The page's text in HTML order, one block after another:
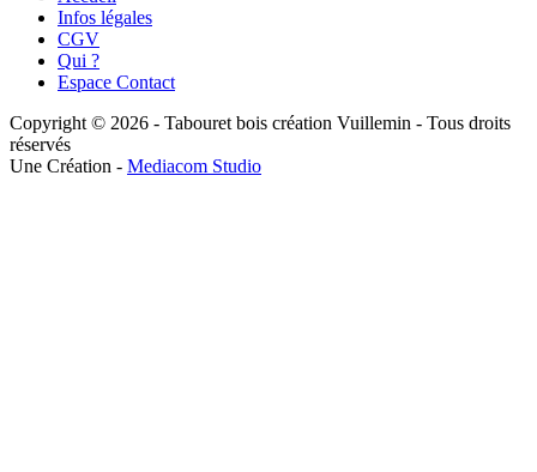
Infos légales
CGV
Qui ?
Espace Contact
Copyright © 2026 - Tabouret bois création Vuillemin - Tous droits
réservés
Une Création - Mediacom Studio